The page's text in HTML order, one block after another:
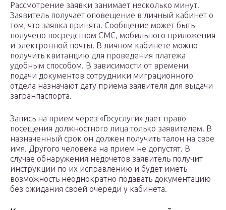
Рассмотрение заявки занимает несколько минут.
Заявитель получает оповещение в личный кабинет о
том, что заявка принята. Сообщение может быть
получено посредством СМС, мобильного приложения
и электронной почты. В личном кабинете можно
получить квитанцию для проведения платежа
удобным способом. В зависимости от времени
подачи документов сотрудники миграционного
отдела назначают дату приема заявителя для выдачи
загранпаспорта.
Запись на прием через «Госуслуги» дает право
посещения должностного лица только заявителем. В
назначенный срок он должен получить талон на свое
имя. Другого человека на прием не допустят. В
случае обнаружения недочетов заявитель получит
инструкции по их исправлению и будет иметь
возможность неоднократно подавать документацию
без ожидания своей очереди у кабинета.